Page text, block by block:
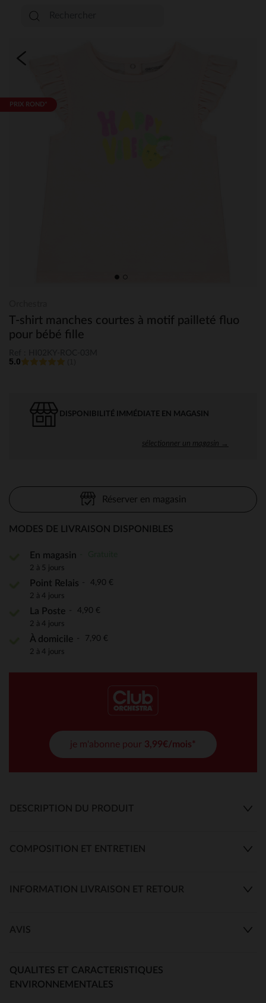
PRIX ROND*
T-shirt manches courtes à motif pailleté fluo
pour bébé fille
5.0
DISPONIBILITÉ IMMÉDIATE EN MAGASIN
sélectionner un magasin →
Réserver en magasin
MODES DE LIVRAISON DISPONIBLES
En magasin
2 à 5 jours
Point Relais 4,90 €
2 à 4 jours
La Poste 4,90 €
2 à 4 jours
À domicile 7,90 €
2 à 4 jours
je m'abonne pour 3,99€/mois*
DESCRIPTION DU PRODUIT
COMPOSITION ET ENTRETIEN
INFORMATION LIVRAISON ET RETOUR
AVIS
QUALITES ET CARACTERISTIQUES
ENVIRONNEMENTALES